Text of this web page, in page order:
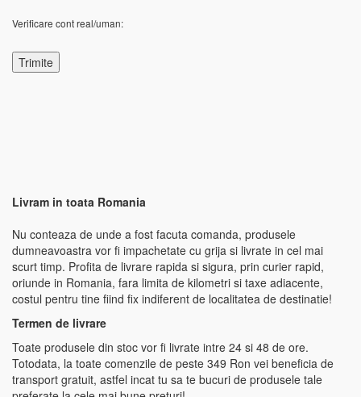
Verificare cont real/uman:
Livram in toata Romania
Nu conteaza de unde a fost facuta comanda, produsele
dumneavoastra vor fi impachetate cu grija si livrate in cel mai
scurt timp. Profita de livrare rapida si sigura, prin curier rapid,
oriunde in Romania, fara limita de kilometri si taxe adiacente,
costul pentru tine fiind fix indiferent de localitatea de destinatie!
Termen de livrare
Toate produsele din stoc vor fi livrate intre 24 si 48 de ore.
Totodata, la toate comenzile de peste 349 Ron vei beneficia de
transport gratuit, astfel incat tu sa te bucuri de produsele tale